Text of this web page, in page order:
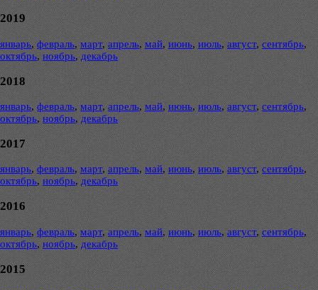
2019
январь, февраль, март, апрель, май, июнь, июль, август, сентябрь,
октябрь, ноябрь, декабрь
2018
январь, февраль, март, апрель, май, июнь, июль, август, сентябрь,
октябрь, ноябрь, декабрь
2017
январь, февраль, март, апрель, май, июнь, июль, август, сентябрь,
октябрь, ноябрь, декабрь
2016
январь, февраль, март, апрель, май, июнь, июль, август, сентябрь,
октябрь, ноябрь, декабрь
2015